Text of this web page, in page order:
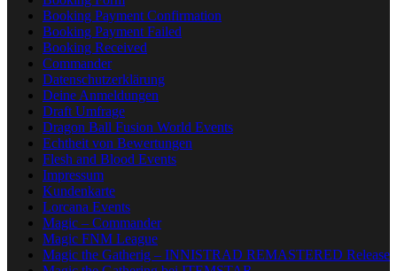
Booking Payment Confirmation
Booking Payment Failed
Booking Received
Commander
Datenschutzerklärung
Deine Anmeldungen
Draft Umfrage
Dragon Ball Fusion World Events
Echtheit von Bewertungen
Flesh and Blood Events
Impressum
Kundenkarte
Lorcana Events
Magic – Commander
Magic FNM League
Magic the Gatherig – INNISTRAD REMASTERED Release